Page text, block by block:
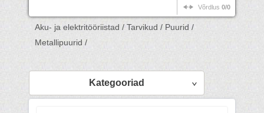
Võrdlus 0/0
Aku- ja elektritööriistad / Tarvikud / Puurid /
Metallipuurid /
Kategooriad